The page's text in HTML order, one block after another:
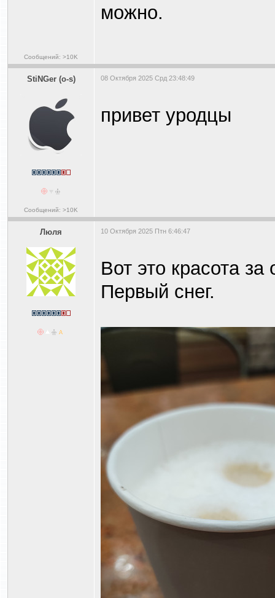
Сообщений: >10K
можно.
StiNGer (o-s)
Сообщений: >10K
08 Октября 2025 Срд 23:48:49
привет уродцы
Люля 10 Октября 2025 Птн 6:46:47
Вот это красота за
Первый снег.